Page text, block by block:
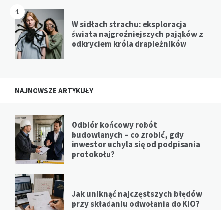
4
W sidłach strachu: eksploracja
świata najgroźniejszych pająków z
odkryciem króla drapieżników
NAJNOWSZE ARTYKUŁY
Odbiór końcowy robót
budowlanych – co zrobić, gdy
inwestor uchyla się od podpisania
protokołu?
Jak uniknąć najczęstszych błędów
przy składaniu odwołania do KIO?